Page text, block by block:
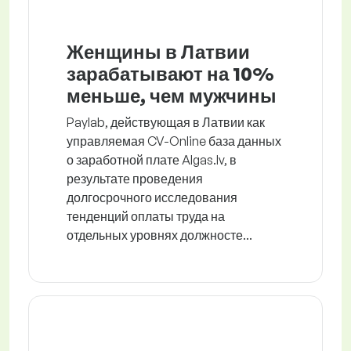
Женщины в Латвии
зарабатывают на 10%
меньше, чем мужчины
Paylab, действующая в Латвии как
управляемая CV-Online база данных
о заработной плате Algas.lv, в
результате проведения
долгосрочного исследования
тенденций оплаты труда на
отдельных уровнях должносте...